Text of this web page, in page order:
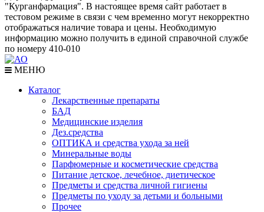
"Курганфармация". В настоящее время сайт работает в
тестовом режиме в связи с чем временно могут некорректно
отображаться наличие товара и цены. Необходимую
информацию можно получить в единой справочной службе
по номеру 410-010
МЕНЮ
Каталог
Лекарственные препараты
БАД
Медицинские изделия
Дез.средства
ОПТИКА и средства ухода за ней
Минеральные воды
Парфюмерные и косметические средства
Питание детское, лечебное, диетическое
Предметы и средства личной гигиены
Предметы по уходу за детьми и больными
Прочее